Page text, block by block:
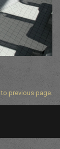
previous page.